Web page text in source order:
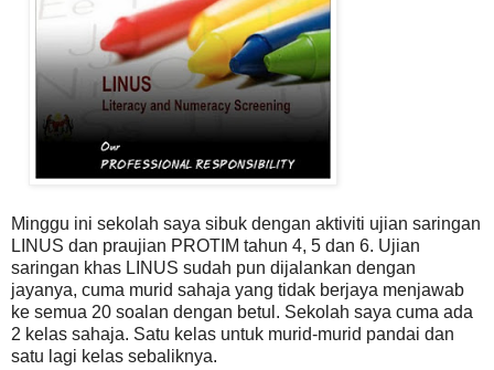
Minggu ini sekolah saya sibuk dengan aktiviti ujian saringan
LINUS dan praujian PROTIM tahun 4, 5 dan 6. Ujian
saringan khas LINUS sudah pun dijalankan dengan
jayanya, cuma murid sahaja yang tidak berjaya menjawab
ke semua 20 soalan dengan betul. Sekolah saya cuma ada
2 kelas sahaja. Satu kelas untuk murid-murid pandai dan
satu lagi kelas sebaliknya.